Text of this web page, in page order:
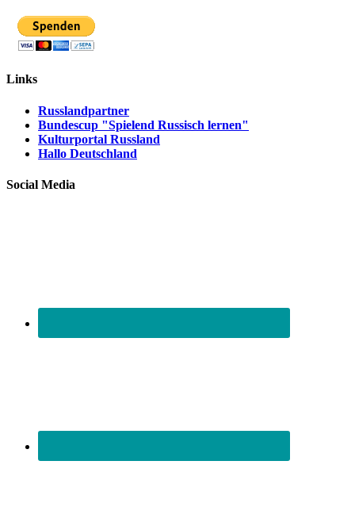
Links
Russlandpartner
Bundescup "Spielend Russisch lernen"
Kulturportal Russland
Hallo Deutschland
Social Media